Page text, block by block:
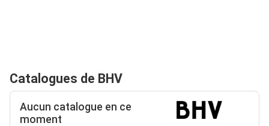
Catalogues de BHV
Aucun catalogue en ce
moment